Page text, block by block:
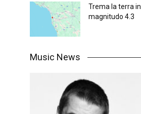
Trema la terra
magnitudo 4.3
Music News